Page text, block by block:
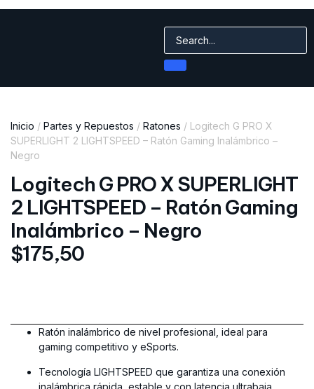
Inicio / Partes y Repuestos / Ratones / Logitech G PRO X
SUPERLIGHT 2 LIGHTSPEED – Ratón Gaming Inalámbrico –
Negro
Logitech G PRO X SUPERLIGHT
2 LIGHTSPEED – Ratón Gaming
Inalámbrico – Negro
$175,50
Ratón inalámbrico de nivel profesional, ideal para
gaming competitivo y eSports.
Tecnología LIGHTSPEED que garantiza una conexión
inalámbrica rápida, estable y con latencia ultrabaja.